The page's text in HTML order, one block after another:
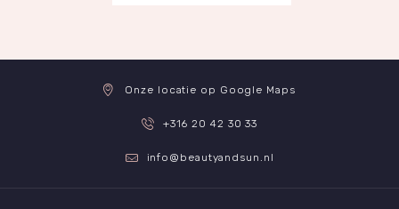
Onze locatie op Google Maps
+316 20 42 30 33
info@beautyandsun.nl